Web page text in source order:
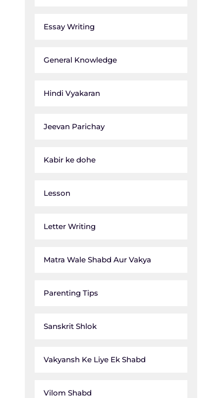
Essay Writing
General Knowledge
Hindi Vyakaran
Jeevan Parichay
Kabir ke dohe
Lesson
Letter Writing
Matra Wale Shabd Aur Vakya
Parenting Tips
Sanskrit Shlok
Vakyansh Ke Liye Ek Shabd
Vilom Shabd